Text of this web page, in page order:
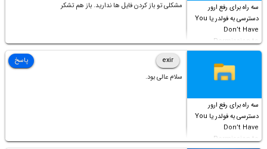
سه راه برای رفع ارور
دسترسی به فولدر یا You
Don’t Have
Permission to
Access this folder
مشکلی تو باز کردن فایل ها ندارید. باز هم تشکر
سه راه برای رفع ارور
دسترسی به فولدر یا You
Don’t Have
Permission to
exir
سلام عالی بود.
پاسخ